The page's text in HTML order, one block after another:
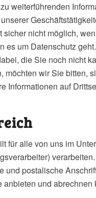
weiterführenden
nicht möglich,
es um Datenschutz
die Sie noch nicht
möchten wir Sie bitten,
Informationen auf
für alle von uns im
und postalische
und